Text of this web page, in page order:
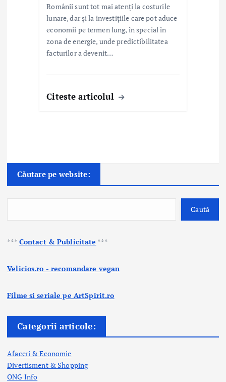
Românii sunt tot mai atenți la costurile
lunare, dar și la investițiile care pot aduce
economii pe termen lung, în special în
zona de energie, unde predictibilitatea
facturilor a devenit…
Citeste articolul
Căutare pe website:
Caută
*** Contact & Publicitate ***
Velicios.ro - recomandare vegan
Filme si seriale pe ArtSpirit.ro
Categorii articole:
Afaceri & Economie
Divertisment & Shopping
ONG Info